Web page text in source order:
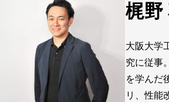
梶野
大阪大学
究に従事
を学んだ
リ、性能